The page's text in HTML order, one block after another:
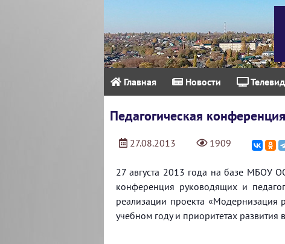
Главная Новости
Педагогическая конференция
27.08.2013 1909
27 августа 2013 года на базе МБОУ
конференция руководящих и
реализации проекта «Модернизация
учебном году и приоритетах развития